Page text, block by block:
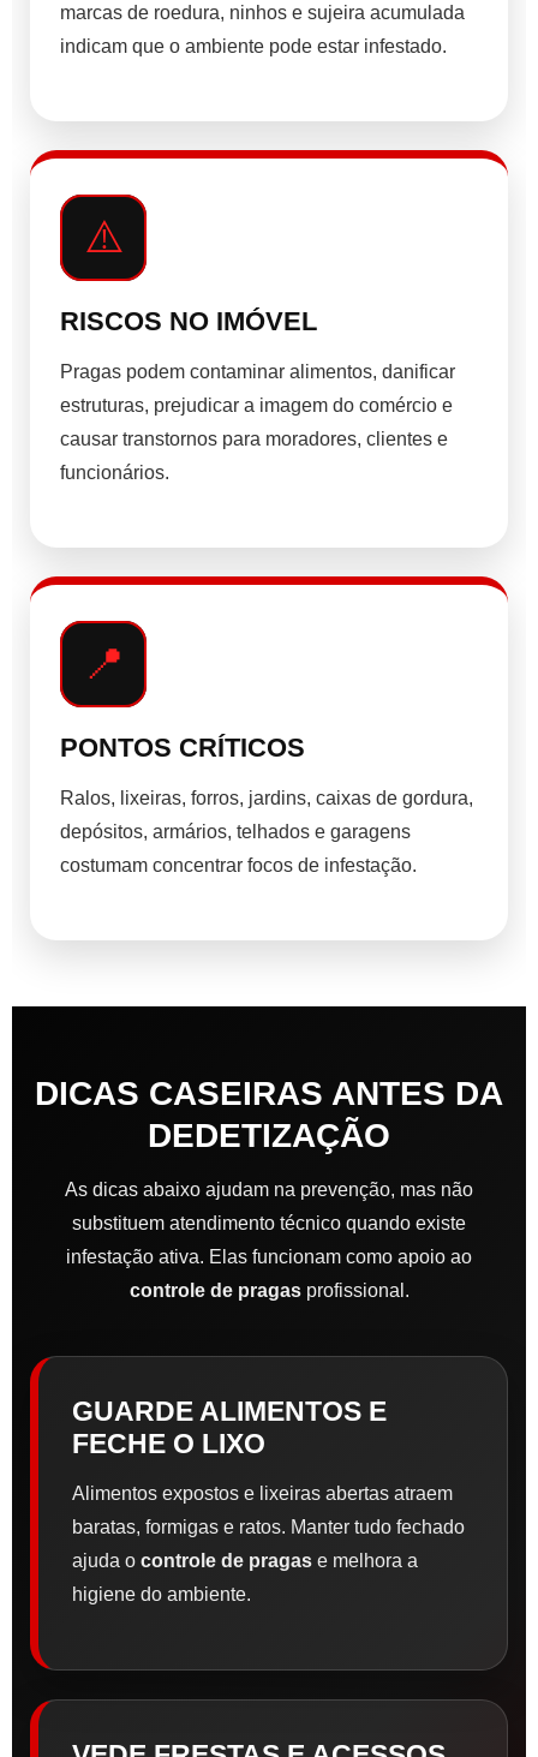
marcas de roedura, ninhos e sujeira acumulada
indicam que o ambiente pode estar infestado.
⚠️
RISCOS NO IMÓVEL
Pragas podem contaminar alimentos, danificar
estruturas, prejudicar a imagem do comércio e
causar transtornos para moradores, clientes e
funcionários.
📍
PONTOS CRÍTICOS
Ralos, lixeiras, forros, jardins, caixas de gordura,
depósitos, armários, telhados e garagens
costumam concentrar focos de infestação.
DICAS CASEIRAS ANTES DA
DEDETIZAÇÃO
As dicas abaixo ajudam na prevenção, mas não
substituem atendimento técnico quando existe
infestação ativa. Elas funcionam como apoio ao
controle de pragasprofissional.
GUARDE ALIMENTOS E
FECHE O LIXO
Alimentos expostos e lixeiras abertas atraem
baratas, formigas e ratos. Manter tudo fechado
ajuda o controle de pragas e melhora a
higiene do ambiente.